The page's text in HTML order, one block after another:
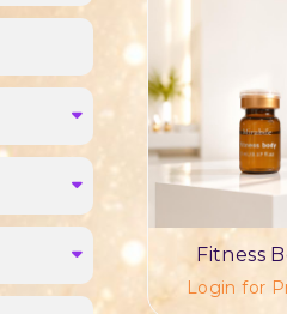
Fitness
Login for